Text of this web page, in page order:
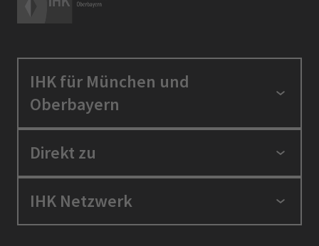
IHK für München und
Oberbayern
Standortpolitik
Ausbildung und Fortbildung
Berufszugang
Direkt zu
Positionen
IHK in der Region
IHK Netzwerk